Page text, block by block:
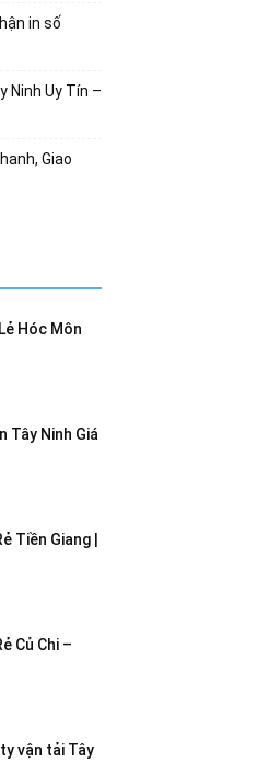
in số
Ninh Uy Tín –
Giao
Hóc Môn
Tây Ninh Giá
Tiền Giang |
Củ Chi –
vận tải Tây